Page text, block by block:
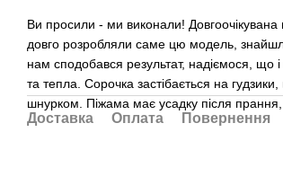
Ви просили - ми виконали!
довго розробляли саме цю модель,
нам сподобався результат, надіємося, що
та тепла. Сорочка застібається на
шнурком. Піжама має усадку після прання,
Доставка Оплата Повернення